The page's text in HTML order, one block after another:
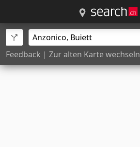
Feedback | Zur alten Karte wechseln